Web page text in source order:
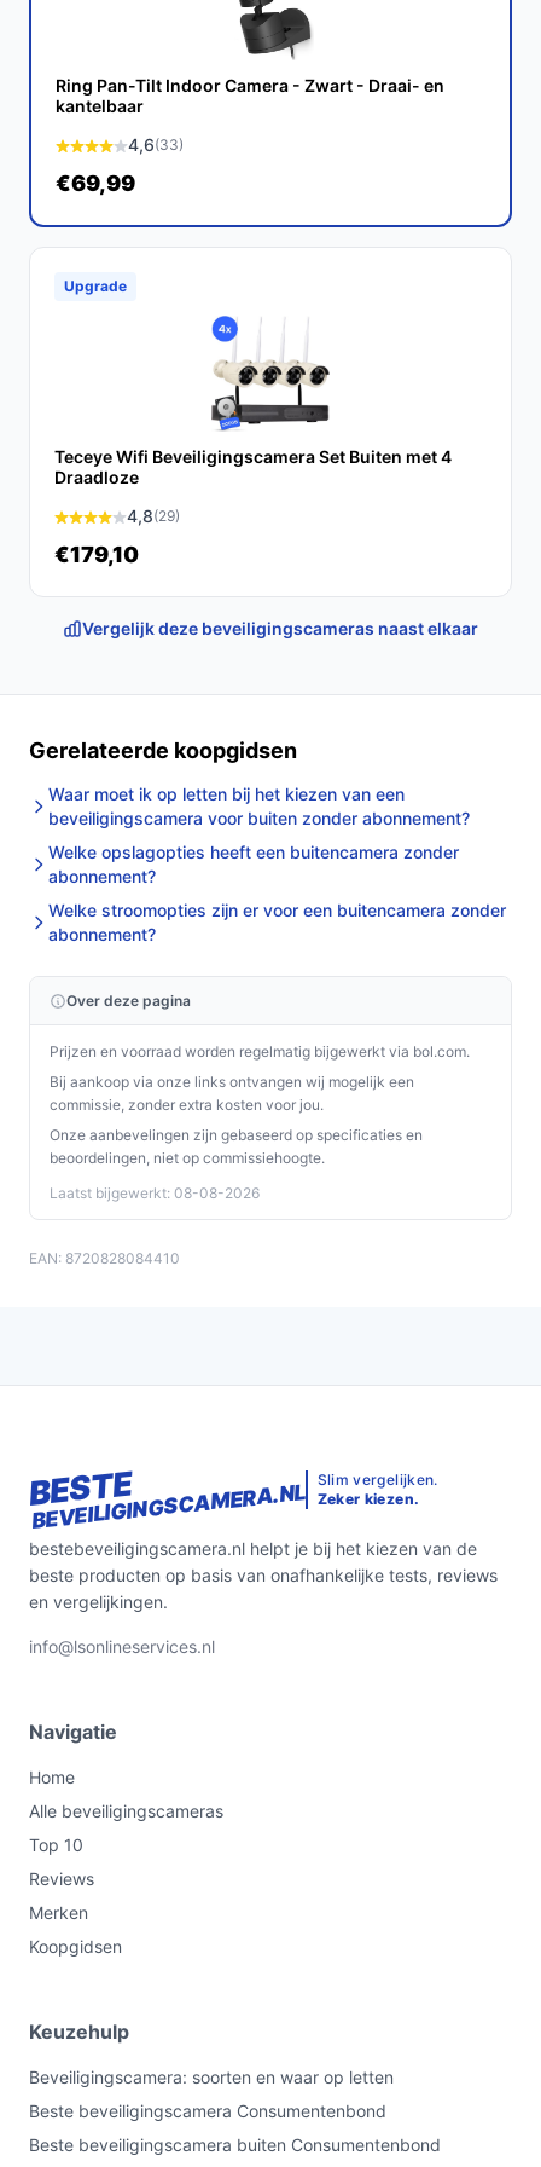
Ontdek alle specificaties en vergelijk prijzen op
past bij jouw behoeften!
Ring Pan-Tilt Indoor Camera - Zwart - Draai- en
kantelbaar
4,6(33)
€69,99
Upgrade
Teceye Wifi Beveiligingscamera Set Buiten met 4
Draadloze
4,8(29)
€179,10
Vergelijk deze beveiligingscameras naast elkaar
Gerelateerde koopgidsen
Waar moet ik op letten bij het kiezen van een
beveiligingscamera voor buiten zonder abonnement?
Welke opslagopties heeft een buitencamera zonder
abonnement?
Welke stroomopties zijn er voor een buitencamera zonder
abonnement?
Over deze pagina
Prijzen en voorraad worden regelmatig bijgewerkt via bol.com.
Bij aankoop via onze links ontvangen wij mogelijk een
commissie, zonder extra kosten voor jou.
Onze aanbevelingen zijn gebaseerd op specificaties en
beoordelingen, niet op commissiehoogte.
Laatst bijgewerkt: 08-08-2026
EAN: 8720828084410
BESTE
BEVEILIGINGSCAMERA.NL Slim vergelijken.
Zeker kiezen.
bestebeveiligingscamera.nl helpt je bij het kiezen van de
beste producten op basis van onafhankelijke tests, reviews
en vergelijkingen.
info@lsonlineservices.nl
Navigatie
Home
Alle beveiligingscameras
Top 10
Reviews
Merken
Koopgidsen
Keuzehulp
Beveiligingscamera: soorten en waar op letten
Beste beveiligingscamera Consumentenbond
Beste beveiligingscamera buiten Consumentenbond